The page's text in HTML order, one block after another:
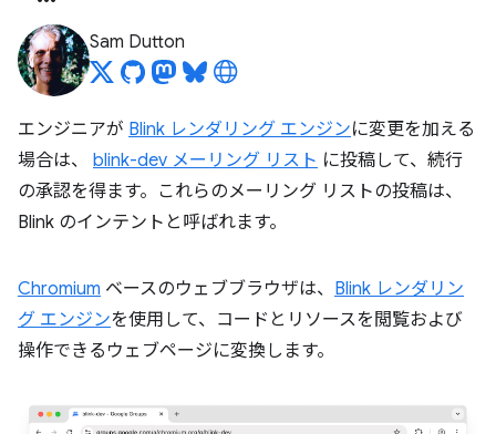
Sam Dutton
エンジニアが Blink レンダリング エンジンに変更を加える
場合は、 blink-dev メーリング リスト に投稿して、続行
の承認を得ます。これらのメーリング リストの投稿は、
Blink のインテントと呼ばれます。
Chromium ベースのウェブブラウザは、 Blink レンダリン
グ エンジンを使用して、コードとリソースを閲覧および
操作できるウェブページに変換します。